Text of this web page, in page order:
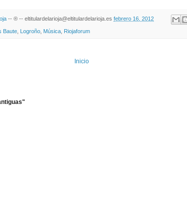
-- ® -- eltitulardelarioja@eltitulardelarioja.es febrero 16, 2012
Baute Logroño Música Riojaforum
Inicio